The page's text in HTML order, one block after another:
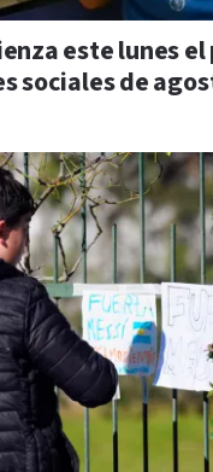
este lunes
sociales de